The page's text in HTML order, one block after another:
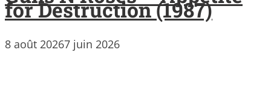
for Destruction (1987)
8 août 20267 juin 2026